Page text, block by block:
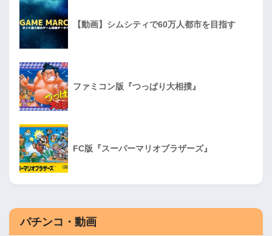
【動画】シムシティで60万人都市を目指す
ファミコン版『つっぱり大相撲』
FC版『スーパーマリオブラザーズ』
パチンコ・動画